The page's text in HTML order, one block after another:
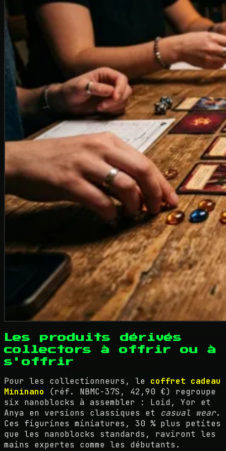
Les produits dérivés
collectors à offrir ou à
s'offrir
Pour les collectionneurs, le coffret cadeau
Mininano (réf. NBMC-37S, 42,90 €) regroupe
six nanoblocks à assembler : Loid, Yor et
Anya en versions classiques et casual wear.
Ces figurines miniatures, 30 % plus petites
que les nanoblocks standards, raviront les
mains expertes comme les débutants.